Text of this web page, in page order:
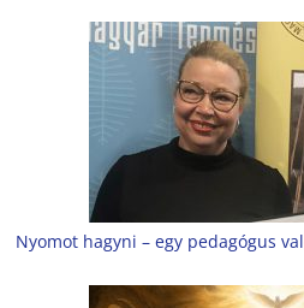
Nyomot hagyni – egy pedagógus